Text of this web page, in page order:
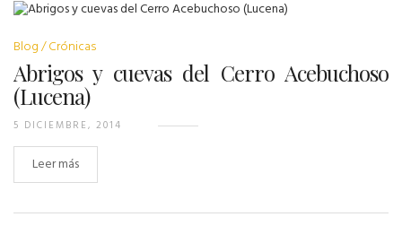
Blog Crónicas
Abrigos y cuevas del Cerro Acebuchoso
(Lucena)
5 DICIEMBRE, 2014
Leer más